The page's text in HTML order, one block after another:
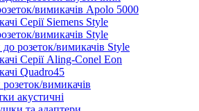
вимикачів Apolo 5000
Серії Siemens Style
вимикачів Style
розеток/вимикачів Style
Серії Aling-Conel Eon
Quadro45
вимикачів
акустичні